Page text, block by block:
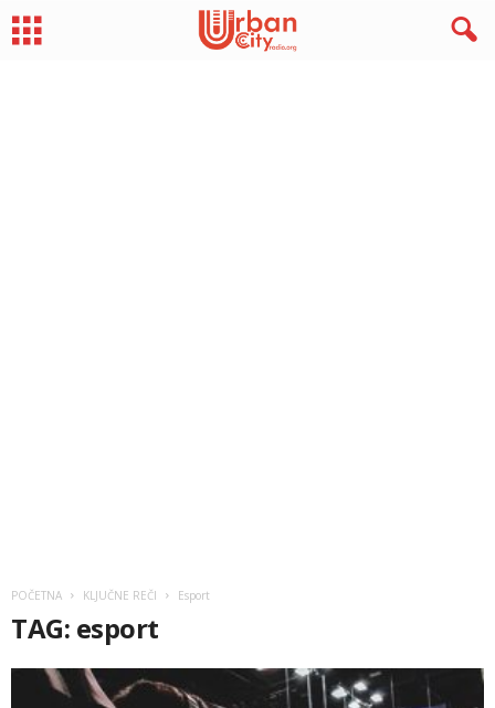
POČETNA KLJUČNE REČI Esport
TAG: esport